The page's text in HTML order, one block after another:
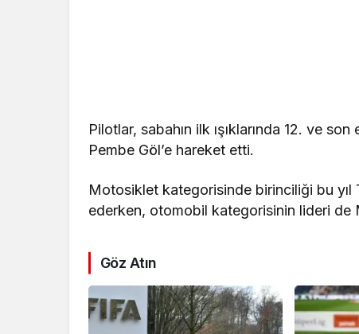
Pilotlar, sabahın ilk ışıklarında 12. ve
Pembe Göl’e hareket etti.
Motosiklet kategorisinde birinciliği bu yıl
ederken, otomobil kategorisinin lideri de
Göz Atın